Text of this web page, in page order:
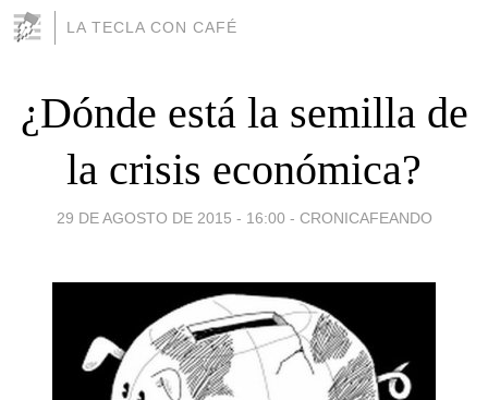
LA TECLA CON CAFÉ
¿Dónde está la semilla de
la crisis económica?
29 DE AGOSTO DE 2015 - 16:00 - CRONICAFEANDO